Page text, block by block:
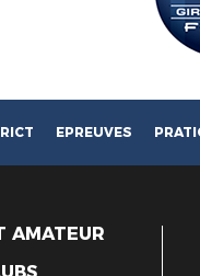
EPREUVES
AMATEUR